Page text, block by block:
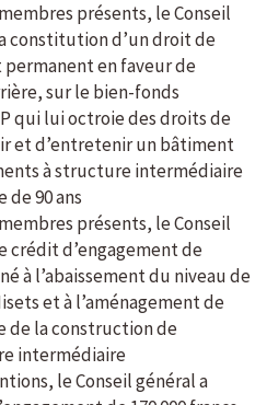
présents, le Conseil
constitution d’un droit de
en faveur de
sur le bien-fonds
qui lui octroie des droits de
et d’entretenir un bâtiment
à structure intermédiaire
de 90 ans
présents, le Conseil
crédit d’engagement de
à l’abaissement du niveau de
et à l’aménagement de
de la construction de
intermédiaire
le Conseil général a